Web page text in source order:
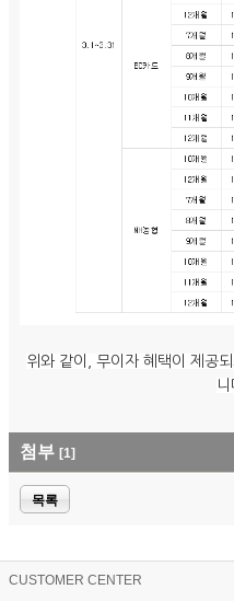
위와 같이, 무이자 혜택이 제공
니
첨부 [1]
목록
CUSTOMER CENTER